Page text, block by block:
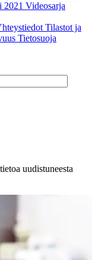
2021 Videosarja
Tilastot ja
Tietosuoja
uudistuneesta